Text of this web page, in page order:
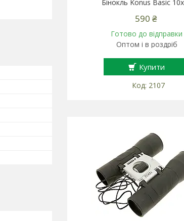
Бінокль Konus Basic
590 ₴
Готово до відправки
Оптом і в роздріб
Купити
2107